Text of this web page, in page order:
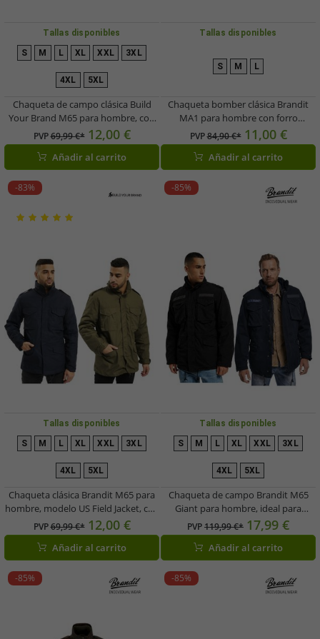
Tallas disponibles
S M L XL XXL 3XL
4XL 5XL
Chaqueta de campo clásica Build
Your Brand M65 para hombre, con
chaqueta interior independiente, de
algodón, disponible en azul marino,
gris/negro/blanco, verde oliva y
negro.
PVP69,99 €* 12,00 €
Añadir al carrito
Tallas disponibles
S M L
Chaqueta bomber clásica Brandit
MA1 para hombre con forro
acolchado, modelo B3149, ideal para
entretiempo en burdeos y verde
oliva
PVP84,90 €* 11,00 €
Añadir al carrito
-83%
Tallas disponibles
S M L XL XXL 3XL
4XL 5XL
Chaqueta clásica Brandit M65 para
hombre, modelo US Field Jacket, con
chaqueta interior extraíble (B3108),
disponible en azul marino o verde
oliva.
PVP69,99 €* 12,00 €
Añadir al carrito
-85%
Tallas disponibles
S M L XL XXL 3XL
4XL 5XL
Chaqueta de campo Brandit M65
Giant para hombre, ideal para
entretiempo, de algodón con
capucha (modelo B3101) en negro o
azul marino.
PVP119,99 €* 17,99 €
Añadir al carrito
-85% -85%